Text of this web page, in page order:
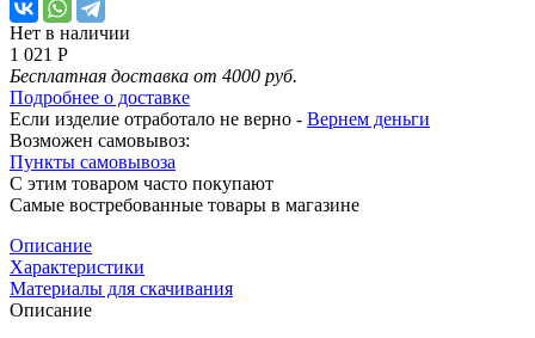
Нет в наличии
1 021 Р
Бесплатная доставка от 4000 руб.
Подробнее о доставке
Если изделие отработало не верно - Вернем деньги
Возможен самовывоз:
Пункты самовывоза
С этим товаром часто покупают
Самые востребованные товары в магазине
Описание
Характеристики
Материалы для скачивания
Описание